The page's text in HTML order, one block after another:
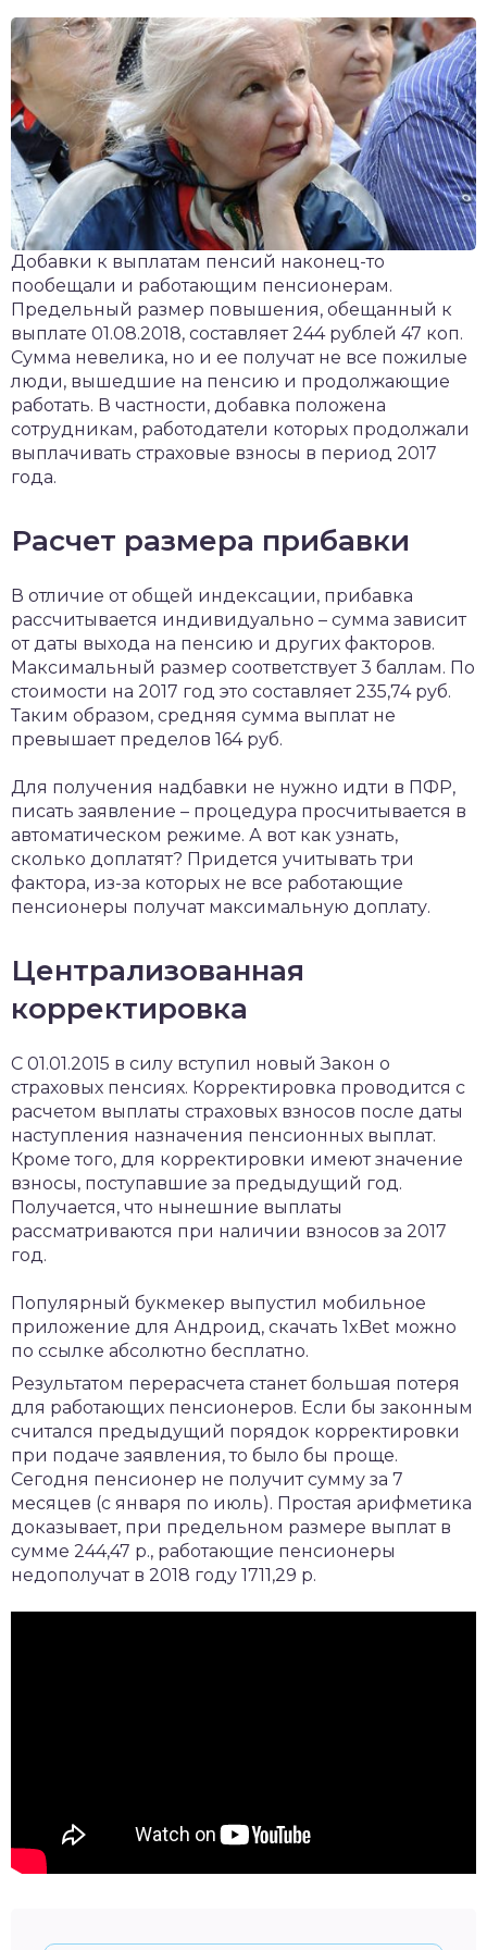
Добавки к выплатам пенсий наконец-то
пообещали и работающим пенсионерам.
Предельный размер повышения, обещанный к
выплате 01.08.2018, составляет 244 рублей 47 коп.
Сумма невелика, но и ее получат не все пожилые
люди, вышедшие на пенсию и продолжающие
работать. В частности, добавка положена
сотрудникам, работодатели которых продолжали
выплачивать страховые взносы в период 2017
года.
Расчет размера прибавки
В отличие от общей индексации, прибавка
рассчитывается индивидуально – сумма зависит
от даты выхода на пенсию и других факторов.
Максимальный размер соответствует 3 баллам. По
стоимости на 2017 год это составляет 235,74 руб.
Таким образом, средняя сумма выплат не
превышает пределов 164 руб.
Для получения надбавки не нужно идти в ПФР,
писать заявление – процедура просчитывается в
автоматическом режиме. А вот как узнать,
сколько доплатят? Придется учитывать три
фактора, из-за которых не все работающие
пенсионеры получат максимальную доплату.
Централизованная
корректировка
С 01.01.2015 в силу вступил новый Закон о
страховых пенсиях. Корректировка проводится с
расчетом выплаты страховых взносов после даты
наступления назначения пенсионных выплат.
Кроме того, для корректировки имеют значение
взносы, поступавшие за предыдущий год.
Получается, что нынешние выплаты
рассматриваются при наличии взносов за 2017
год.
Популярный букмекер выпустил мобильное
приложение для Андроид, скачать 1xBet можно
по ссылке абсолютно бесплатно.
Результатом перерасчета станет большая потеря
для работающих пенсионеров. Если бы законным
считался предыдущий порядок корректировки
при подаче заявления, то было бы проще.
Сегодня пенсионер не получит сумму за 7
месяцев (с января по июль). Простая арифметика
доказывает, при предельном размере выплат в
сумме 244,47 р., работающие пенсионеры
недополучат в 2018 году 1711,29 р.
крыши и кровли
и уход